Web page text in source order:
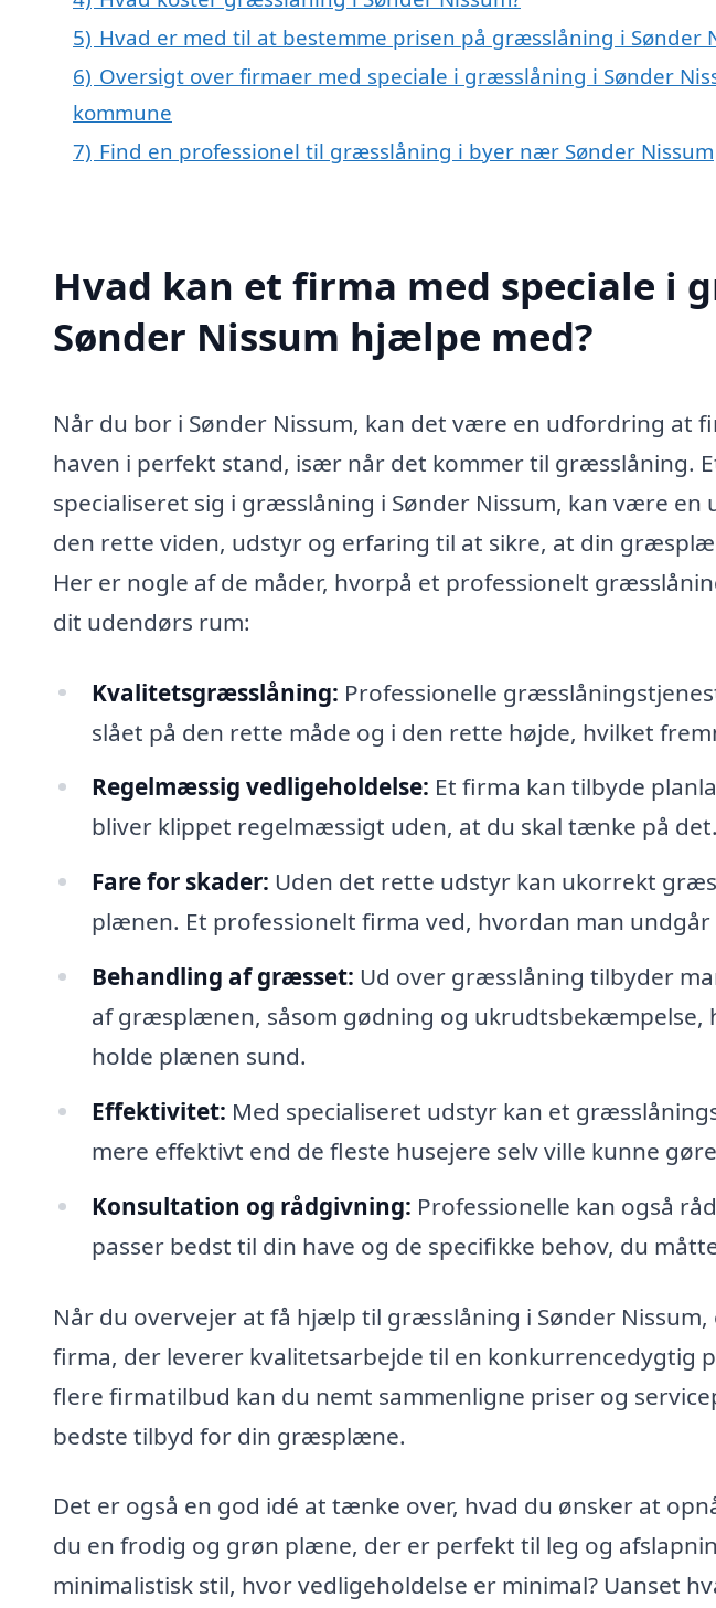
5) Hvad er med til at bestemme prisen på græsslåning i Sønder
6) Oversigt over firmaer med speciale i græsslåning i Sønder
kommune
7) Find en professionel til græsslåning i byer nær Sønder Nissum
Hvad kan et firma med speciale i
Sønder Nissum hjælpe med?
Når du bor i Sønder Nissum, kan det være en udfordring at
haven i perfekt stand, især når det kommer til græsslåning.
specialiseret sig i græsslåning i Sønder Nissum, kan være en
den rette viden, udstyr og erfaring til at sikre, at din
Her er nogle af de måder, hvorpå et professionelt
dit udendørs rum:
Kvalitetsgræsslåning: Professionelle
slået på den rette måde og i den rette højde, hvilket
Regelmæssig vedligeholdelse: Et firma kan tilbyde
bliver klippet regelmæssigt uden, at du skal tænke på det.
Fare for skader: Uden det rette udstyr kan ukorrekt
plænen. Et professionelt firma ved, hvordan man undgår
Behandling af græsset: Ud over græsslåning tilbyder
af græsplænen, såsom gødning og ukrudtsbekæmpelse,
holde plænen sund.
Effektivitet: Med specialiseret udstyr kan et
mere effektivt end de fleste husejere selv ville kunne
Konsultation og rådgivning: Professionelle kan også
passer bedst til din have og de specifikke behov, du
Når du overvejer at få hjælp til græsslåning i Sønder
firma, der leverer kvalitetsarbejde til en konkurrencedygtig
flere firmatilbud kan du nemt sammenligne priser og
bedste tilbyd for din græsplæne.
Det er også en god idé at tænke over, hvad du ønsker at
du en frodig og grøn plæne, der er perfekt til leg og
minimalistisk stil, hvor vedligeholdelse er minimal? Uanset